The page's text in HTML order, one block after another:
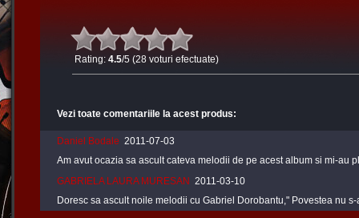
Rating: 4.5/5 (28 voturi efectuate)
Vezi toate comentariile la acest produs:
Daniel Bodale 2011-07-03
Am avut ocazia sa ascult cateva melodii de pe acest album si mi-au
GABRIELA LAURA MURESAN 2011-03-10
Doresc sa ascult noile melodii cu Gabriel Dorobantu," Povestea nu s-